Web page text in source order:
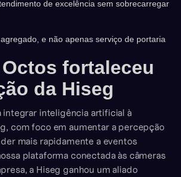
de excelência sem sobrecarregar
e não apenas serviço de portaria
fortaleceu
da Hiseg
integrar inteligência artificial à
com foco em aumentar a percepção
mais rapidamente a eventos
plataforma conectada às câmeras
a Hiseg ganhou um aliado